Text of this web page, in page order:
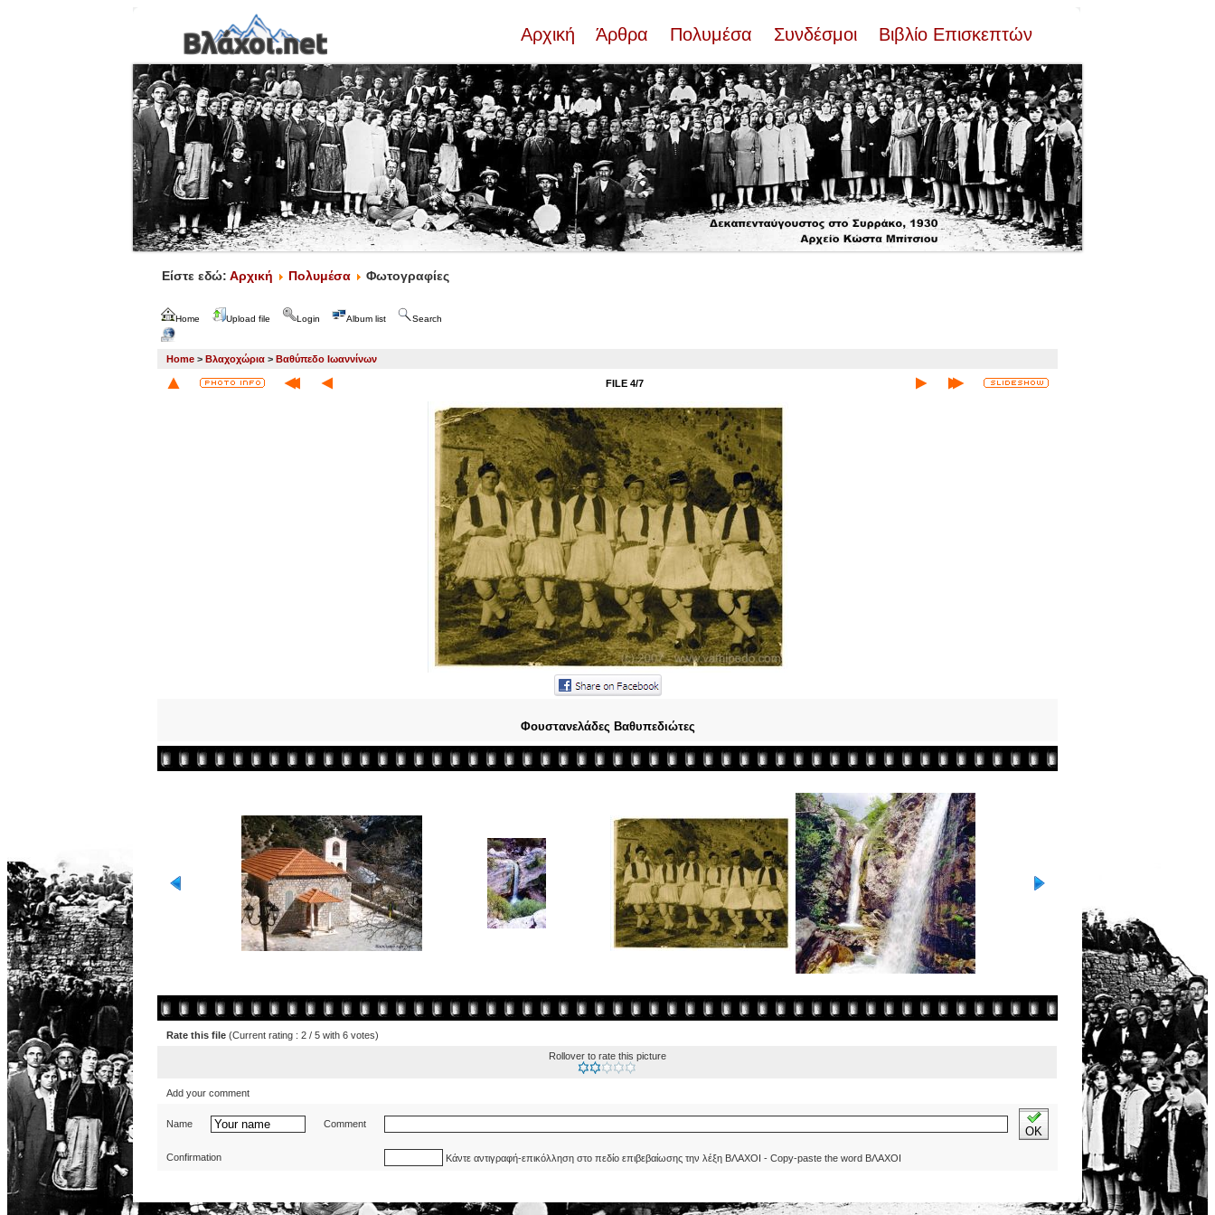
Αρχική Άρθρα Πολυμέσα Συνδέσμοι Βιβλίο Επισκεπτών
Είστε εδώ: Αρχική Πολυμέσα Φωτογραφίες
Home Upload file Login Album list Search
Home > Βλαχοχώρια > Βαθύπεδο Ιωαννίνων
FILE 4/7
Φουστανελάδες Βαθυπεδιώτες
Rate this file (Current rating : 2 / 5 with 6 votes)
Rollover to rate this picture
Add your comment
Name Comment
OK
Confirmation Κάντε αντιγραφή-επικόλληση στο πεδίο επιβεβαίωσης την λέξη ΒΛΑΧΟΙ - Copy-paste the word ΒΛΑΧΟΙ